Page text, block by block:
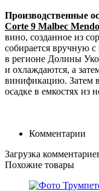
Производственные
Corte 9 Malbec
вино, созданное из
собирается вручную
в регионе Долины
и охлаждаются, а
винификацию. Затем
осадке в емкостях из
Комментарии
Загрузка
Похожие товары